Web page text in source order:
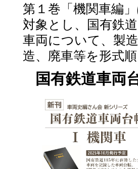
第１巻「機関車編
対象とし、国有鉄
車両について、製
造、廃車等を形式
国有鉄道車